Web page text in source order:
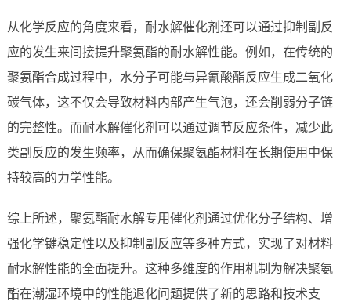
从化学反应的角度来看，耐水解催化剂还可以通过抑制副反
应的发生来间接提升聚氨酯的耐水解性能。例如，在传统的
聚氨酯合成过程中，水分子可能与异氰酸酯反应生成二氧化
碳气体，这不仅会导致材料内部产生气泡，还会削弱分子链
的完整性。而耐水解催化剂可以通过调节反应条件，减少此
类副反应的发生频率，从而确保聚氨酯材料在长期使用中保
持较高的力学性能。
综上所述，聚氨酯耐水解专用催化剂通过优化分子结构、增
强化学键稳定性以及抑制副反应等多种方式，实现了对材料
耐水解性能的全面提升。这种多维度的作用机制为解决聚氨
酯在潮湿环境中的性能退化问题提供了新的思路和技术支